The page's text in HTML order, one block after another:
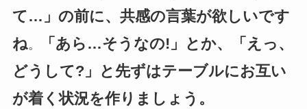
て…」の前に、共感の言葉が欲しいです
ね。
「あら…そうなの!」とか、「えっ、
どうして?」と先ずはテーブルにお互い
が着く状況を作りましょう。